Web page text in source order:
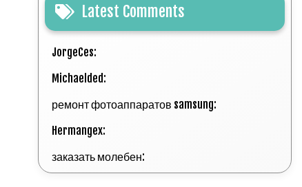
Latest Comments
JorgeCes:
Michaelded:
ремонт фотоаппаратов samsung:
Hermangex:
заказать молебен: